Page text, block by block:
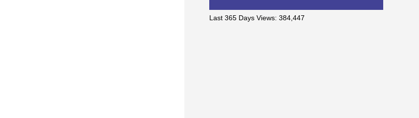
Last 365 Days Views: 384,447